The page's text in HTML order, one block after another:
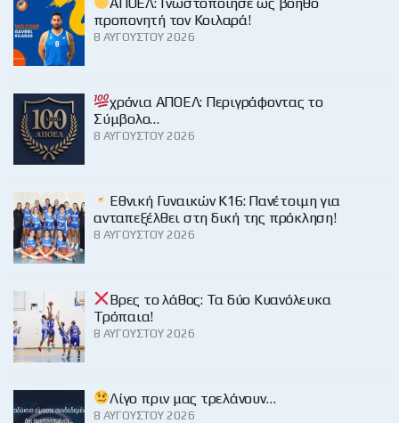
προπονητή τον Κοιλαρά!
8 ΑΥΓΟΎΣΤΟΥ 2026
χρόνια ΑΠΟΕΛ: Περιγράφοντας το
Σύμβολο…
8 ΑΥΓΟΎΣΤΟΥ 2026
Εθνική Γυναικών Κ16: Πανέτοιμη για
ανταπεξέλθει στη δική της πρόκληση!
8 ΑΥΓΟΎΣΤΟΥ 2026
Βρες το λάθος: Τα δύο Κυανόλευκα
Τρόπαια!
8 ΑΥΓΟΎΣΤΟΥ 2026
Λίγο πριν μας τρελάνουν…
8 ΑΥΓΟΎΣΤΟΥ 2026